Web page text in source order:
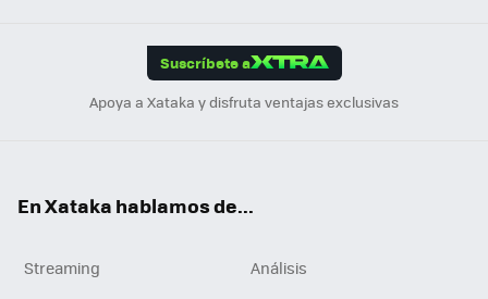
Suscríbete a
Apoya a Xataka y disfruta ventajas exclusivas
En Xataka hablamos de...
Streaming
Análisis